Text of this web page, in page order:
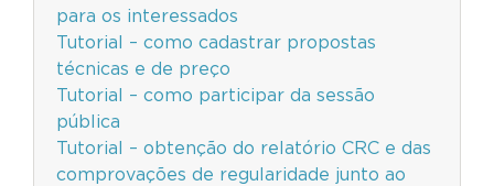
para os interessados
Tutorial – como cadastrar propostas
técnicas e de preço
Tutorial – como participar da sessão
pública
Tutorial – obtenção do relatório CRC e das
comprovações de regularidade junto ao